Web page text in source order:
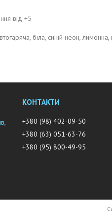
від +5
біла, синій неон,
+380 (98) 402-09-50
+380 (63) 051-63-76
+380 (95) 800-49-95